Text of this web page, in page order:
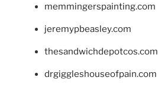
memmingerspainting.com
jeremypbeasley.com
thesandwichdepotcos.com
drgiggleshouseofpain.com